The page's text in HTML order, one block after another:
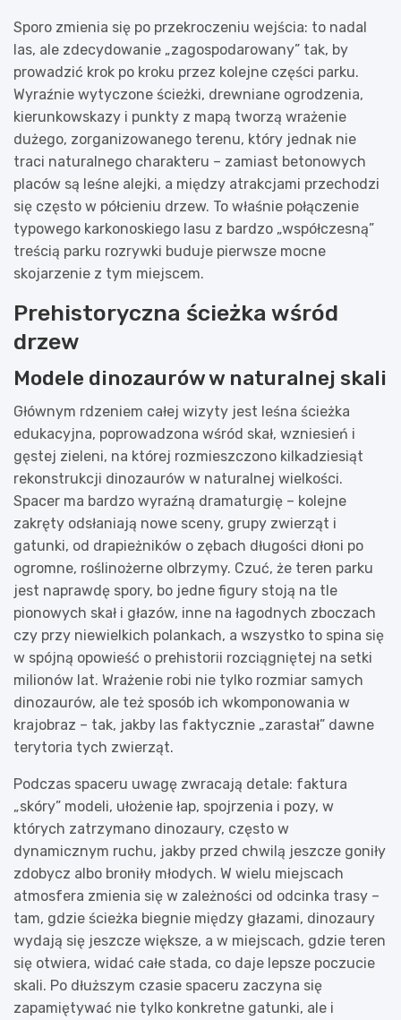
Sporo zmienia się po przekroczeniu wejścia: to nadal
las, ale zdecydowanie „zagospodarowany” tak, by
prowadzić krok po kroku przez kolejne części parku.
Wyraźnie wytyczone ścieżki, drewniane ogrodzenia,
kierunkowskazy i punkty z mapą tworzą wrażenie
dużego, zorganizowanego terenu, który jednak nie
traci naturalnego charakteru – zamiast betonowych
placów są leśne alejki, a między atrakcjami przechodzi
się często w półcieniu drzew. To właśnie połączenie
typowego karkonoskiego lasu z bardzo „współczesną”
treścią parku rozrywki buduje pierwsze mocne
skojarzenie z tym miejscem.
Prehistoryczna ścieżka wśród
drzew
Modele dinozaurów w naturalnej skali
Głównym rdzeniem całej wizyty jest leśna ścieżka
edukacyjna, poprowadzona wśród skał, wzniesień i
gęstej zieleni, na której rozmieszczono kilkadziesiąt
rekonstrukcji dinozaurów w naturalnej wielkości.
Spacer ma bardzo wyraźną dramaturgię – kolejne
zakręty odsłaniają nowe sceny, grupy zwierząt i
gatunki, od drapieżników o zębach długości dłoni po
ogromne, roślinożerne olbrzymy. Czuć, że teren parku
jest naprawdę spory, bo jedne figury stoją na tle
pionowych skał i głazów, inne na łagodnych zboczach
czy przy niewielkich polankach, a wszystko to spina się
w spójną opowieść o prehistorii rozciągniętej na setki
milionów lat. Wrażenie robi nie tylko rozmiar samych
dinozaurów, ale też sposób ich wkomponowania w
krajobraz – tak, jakby las faktycznie „zarastał” dawne
terytoria tych zwierząt.
Podczas spaceru uwagę zwracają detale: faktura
„skóry” modeli, ułożenie łap, spojrzenia i pozy, w
których zatrzymano dinozaury, często w
dynamicznym ruchu, jakby przed chwilą jeszcze goniły
zdobycz albo broniły młodych. W wielu miejscach
atmosfera zmienia się w zależności od odcinka trasy –
tam, gdzie ścieżka biegnie między głazami, dinozaury
wydają się jeszcze większe, a w miejscach, gdzie teren
się otwiera, widać całe stada, co daje lepsze poczucie
skali. Po dłuższym czasie spaceru zaczyna się
zapamiętywać nie tylko konkretne gatunki, ale i